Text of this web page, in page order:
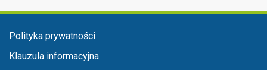
Menu stopka
Polityka prywatności
Klauzula informacyjna